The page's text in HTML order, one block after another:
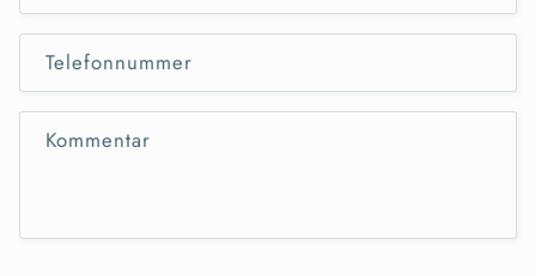
Telefonnummer
Kommentar